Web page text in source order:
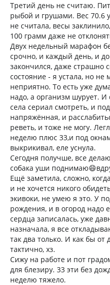
Третий день не считаю.
рыбой и грушами. Вес 70.6
не считала, весы
100 грамм даже не
Двух недельный марафон
срочно, и каждый день, и
закончился, даже страшно
состояние - я устала, но не
неприятно. То есть уже
надо, а организм шурует.
села сериал смотреть, и
напряжённая, и
реветь, и тоже не могу.
неделю плюс 33,и под
выкрикивал, еле уснула.
Сегодня получше, все
собака уши
Ещё заметила, сложно,
и не хочется никого
экивоки, не умею я это. У
рождения, и в огород надо
сердца записалась, уже
назначала, я все
так два только. И как бы от
тактично, хз.
Сижу на работе и пот
для блезиру. 33 эти без
неделю тяжело.